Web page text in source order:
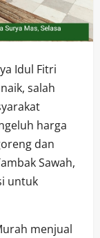
Idul Fitri
salah
harga
dan
Sawah,
untuk
menjual